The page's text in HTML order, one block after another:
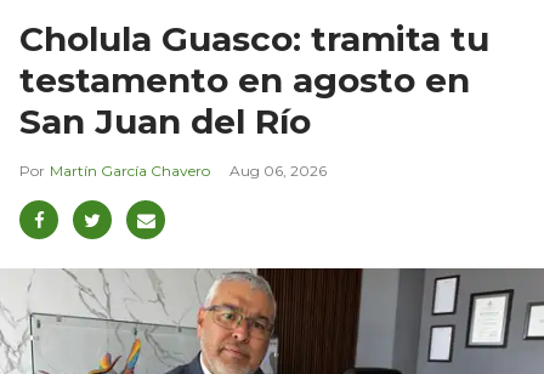
Cholula Guasco: tramita tu
testamento en agosto en
San Juan del Río
Martín García Chavero Aug 06, 2026